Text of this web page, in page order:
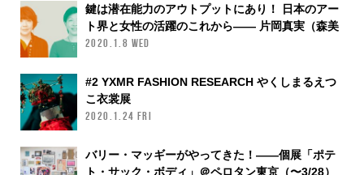
鍵は潜在能力のアウトプットにあり！ 日本のアー
ト界と女性の活躍のこれから—— 片岡真実（森美
術館館長）× キャシー松井（ゴールドマン・サッ
2020.1.8 WED
#2 YXMR FASHION RESEARCH やくしまるえつ
こ衣裳展
2020.1.24 FRI
バリー・マッギーがやってきた！——個展「ポテ
ト・サック・ボディ」＠ペロタン東京（〜3/28）